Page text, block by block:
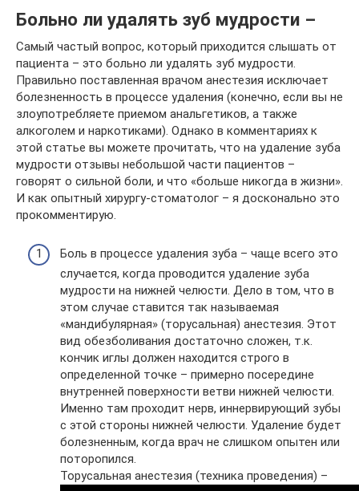
Больно ли удалять зуб мудрости –
Самый частый вопрос, который приходится слышать от
пациента – это больно ли удалять зуб мудрости.
Правильно поставленная врачом анестезия исключает
болезненность в процессе удаления (конечно, если вы не
злоупотребляете приемом анальгетиков, а также
алкоголем и наркотиками). Однако в комментариях к
этой статье вы можете прочитать, что на удаление зуба
мудрости отзывы небольшой части пациентов –
говорят о сильной боли, и что «больше никогда в жизни».
И как опытный хирургу-стоматолог – я досконально это
прокомментирую.
Боль в процессе удаления зуба – чаще всего это
случается, когда проводится удаление зуба
мудрости на нижней челюсти. Дело в том, что в
этом случае ставится так называемая
«мандибулярная» (торусальная) анестезия. Этот
вид обезболивания достаточно сложен, т.к.
кончик иглы должен находится строго в
определенной точке – примерно посередине
внутренней поверхности ветви нижней челюсти.
Именно там проходит нерв, иннервирующий зубы
с этой стороны нижней челюсти. Удаление будет
болезненным, когда врач не слишком опытен или
поторопился.
Торусальная анестезия (техника проведения) –